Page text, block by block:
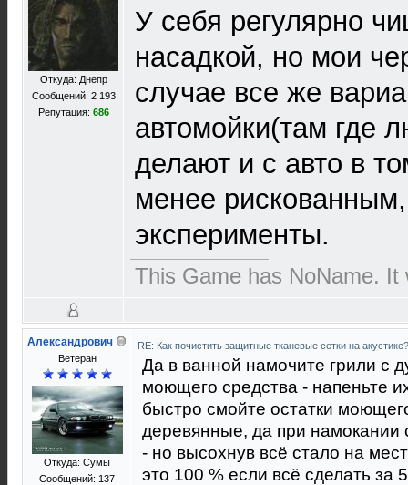
Откуда: Днепр
Сообщений: 2 193
Репутация: 686
У себя регулярно
насадкой, но мои
случае все же
автомойки(там где
делают и с авто в
менее
эксперименты.
This Game has NoName.
Александрович
Ветеран
Откуда: Сумы
Сообщений: 137
RE: Как почистить защитные тканевые сетки на
Да в ванной намочите грили с
моющего средства - напеньте
быстро смойте остатки
деревянные, да при намокании
- но высохнув всё стало на
это 100 % если всё сделать за